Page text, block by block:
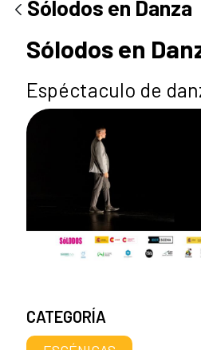
Sólodos en Danza
Sólodos en
Espéctaculo de
CATEGORÍA